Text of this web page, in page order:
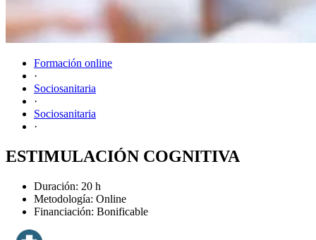
Formación online
·
Sociosanitaria
·
Sociosanitaria
·
ESTIMULACIÓN COGNITIVA
Duración: 20 h
Metodología: Online
Financiación: Bonificable